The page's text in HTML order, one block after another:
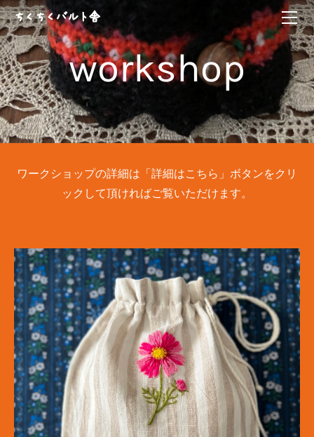
ちくちくバルト舎
workshop
ワークショップの詳細は「詳細はこちら」ボタンをクリ
ックして頂ければご覧いただけます。
kikucönia
エストニア手芸教室
ムフ刺繍講座
ちくちくバルト三国誌
ONLINE SHOP
ちくちくバルト舎vintage
CONTACT
ログイン | 登録